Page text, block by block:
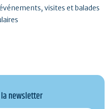
visites et balades
newsletter